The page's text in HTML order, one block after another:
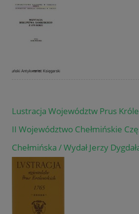
Lustracja Województw Prus
II Województwo Chełmińskie
Chełmińska / Wydał Jerzy